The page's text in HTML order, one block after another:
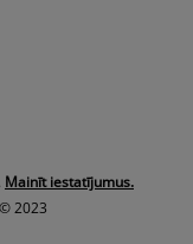
Mainīt iestatījumus.
2023